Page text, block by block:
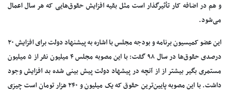
و هم در اضافه کار تأثیرگذار است مثل بقیه افزایش حقوق‌هایی که هر سال اعمال
می‌شود.
این عضو کمیسیون برنامه و بودجه مجلس با اشاره به پیشنهاد دولت برای افزایش ۲۰
درصدی حقوق‌ها در سال ۹۸ گفت: با این مصوبه مجلس ۴ میلیون نفر از ۵ میلیون
مستمری بگیر بیشتر از از آنچه در پیشهاد دولت پیش بینی شده بد افزایش وجود
داشت. با این مصوبه پایین‌ترین حقوق که یک میلیون و ۲۴۰ هزار تومان است چیزی